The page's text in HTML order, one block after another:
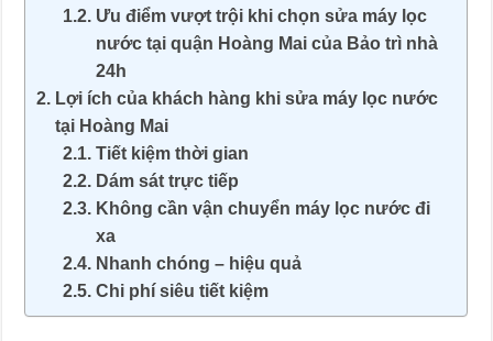
Ưu điểm vượt trội khi chọn sửa máy lọc
nước tại quận Hoàng Mai của Bảo trì nhà
24h
Lợi ích của khách hàng khi sửa máy lọc nước
tại Hoàng Mai
Tiết kiệm thời gian
Dám sát trực tiếp
Không cần vận chuyển máy lọc nước đi
xa
Nhanh chóng – hiệu quả
Chi phí siêu tiết kiệm